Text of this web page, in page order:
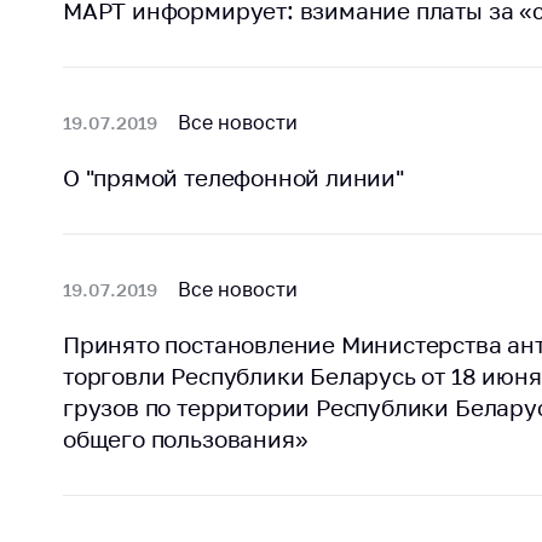
регулирование и
Регулирование и
Защита прав
рекламной
Международное
сотрудничество
Применение мер
и
МАРТ информирует: взимание платы за
19.07.2019 Все новости
О "прямой телефонной линии"
19.07.2019 Все новости
Принято постановление Министерства
торговли Республики Беларусь от 18
грузов по территории Республики
общего пользования»